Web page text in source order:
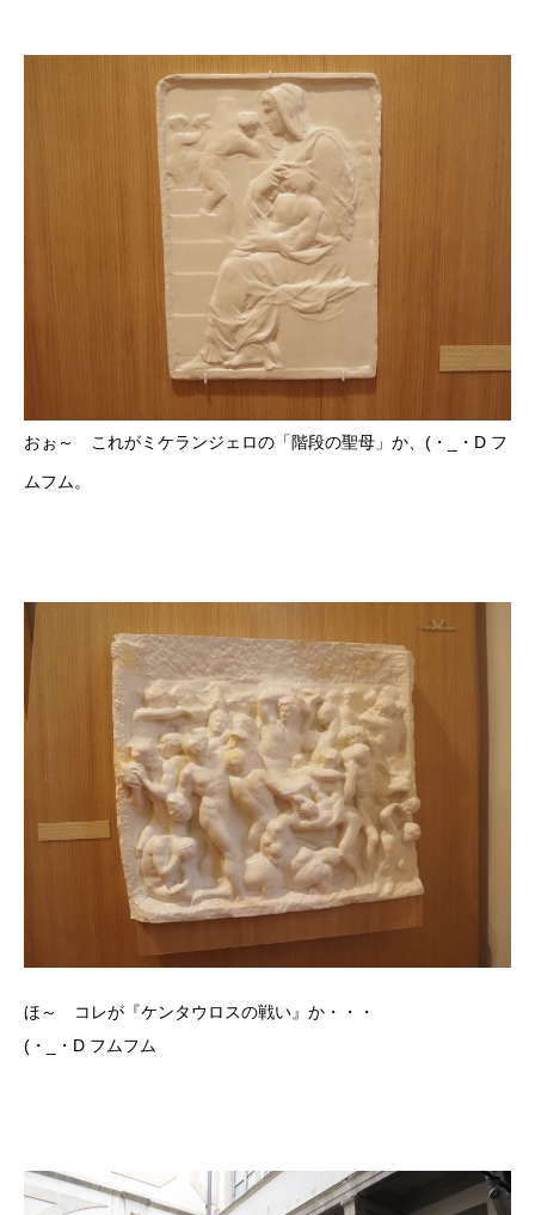
おぉ～ これがミケランジェロの「階段の聖母」か、(・_・D フ
ムフム。
ほ～ コレが『ケンタウロスの戦い』か・・・
(・_・D フムフム